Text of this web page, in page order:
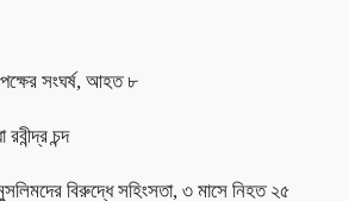
সংঘর্ষ, আহত ৮
চন্দ
বিরুদ্ধে সহিংসতা, ৩ মাসে নিহত ২৫